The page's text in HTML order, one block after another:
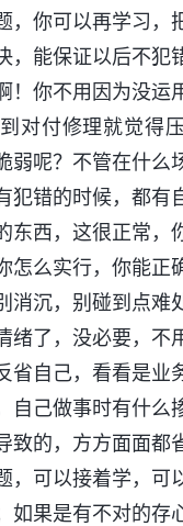
，你可以再学习，
，能保证以后不犯
！你不用因为没运
对付修理就觉得
弱呢？不管在什么
犯错的时候，都有
东西，这很正常，
怎么实行，你能正
消沉，别碰到点难
绪了，没必要，不
省自己，看看是业
自己做事时有什么
致的，方方面面都
，可以接着学，可
如果是有不对的存